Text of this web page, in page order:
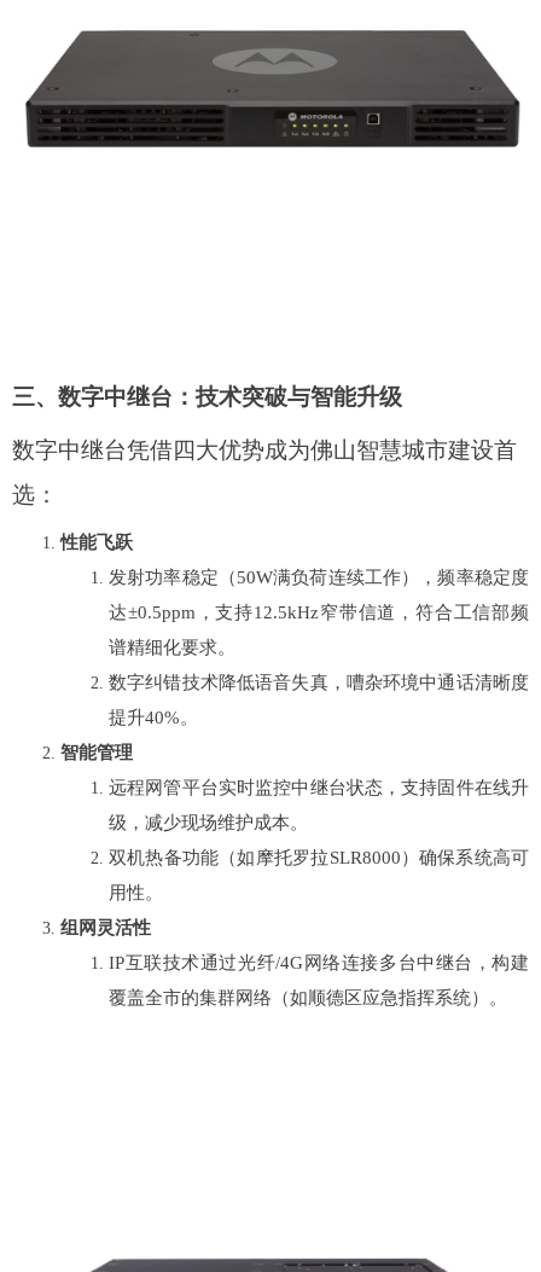
三、数字中继台：技术突破与智能升级
数字中继台凭借四大优势成为佛山智慧城市建设首
选：
性能飞跃
发射功率稳定（50W满负荷连续工作），频率稳定度
达±0.5ppm，支持12.5kHz窄带信道，符合工信部频
谱精细化要求。
数字纠错技术降低语音失真，嘈杂环境中通话清晰度
提升40%。
智能管理
远程网管平台实时监控中继台状态，支持固件在线升
级，减少现场维护成本。
双机热备功能（如摩托罗拉SLR8000）确保系统高可
用性。
组网灵活性
IP互联技术通过光纤/4G网络连接多台中继台，构建
覆盖全市的集群网络（如顺德区应急指挥系统）。